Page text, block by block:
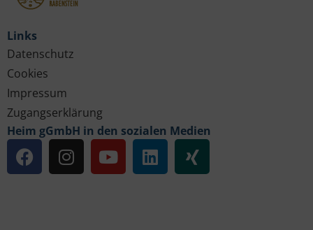
Links
Datenschutz
Cookies
Impressum
Zugangserklärung
Heim gGmbH in den sozialen Medien